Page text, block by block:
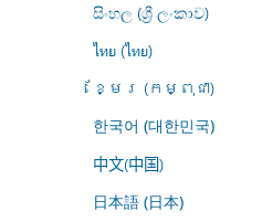
සිංහල (ශ්‍රී ලංකාව)
ไทย (ไทย)
ខ្មែរ (កម្ពុជា)
한국어 (대한민국)
中文(中国)
日本語 (日本)